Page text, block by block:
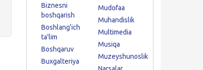
Biznesni
boshqarish
Boshlang'ich
ta'lim
Boshqaruv
Buxgalteriya
Mudofaa
Muhandislik
Multimedia
Musiqa
Muzeyshunoslik